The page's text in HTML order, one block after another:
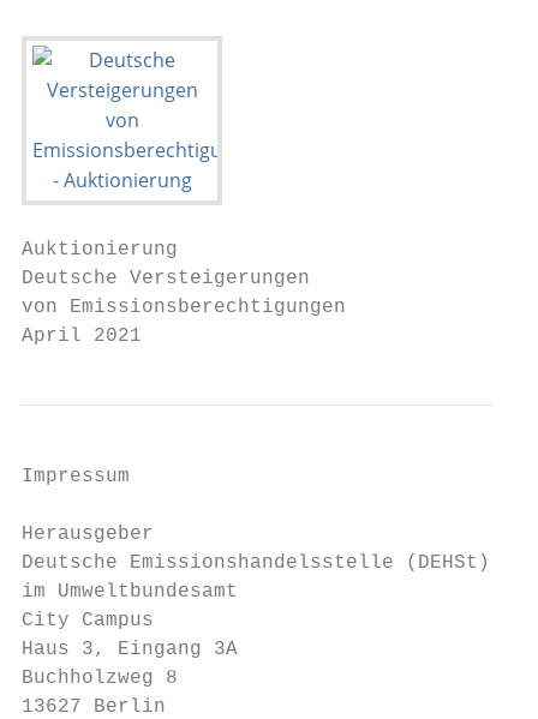
Auktionierung
Deutsche Versteigerungen
von Emissionsberechtigungen
April 2021
Impressum
Herausgeber
Deutsche Emissionshandelsstelle (DEHSt)
im Umweltbundesamt
City Campus
Haus 3, Eingang 3A
Buchholzweg 8
13627 Berlin